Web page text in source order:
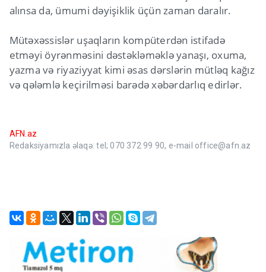
alınsa da, ümumi dəyişiklik üçün zaman daralır.
Mütəxəssislər uşaqların kompüterdən istifadə
etməyi öyrənməsini dəstəkləməklə yanaşı, oxuma,
yazma və riyaziyyat kimi əsas dərslərin mütləq kağız
və qələmlə keçirilməsi barədə xəbərdarlıq edirlər.
AFN.az
Redaksiyamızla əlaqə: tel; 070 372 99 90, e-mail office@afn.az